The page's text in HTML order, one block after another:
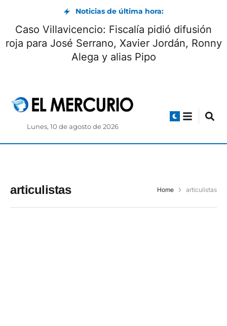
Noticias de última hora:
Caso Villavicencio: Fiscalía pidió difusión
roja para José Serrano, Xavier Jordán, Ronny
Alega y alias Pipo
Lunes, 10 de agosto de 2026
articulistas Home articulistas